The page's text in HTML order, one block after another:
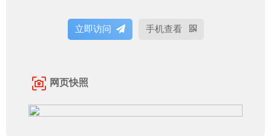
立即访问 手机查看
网页快照